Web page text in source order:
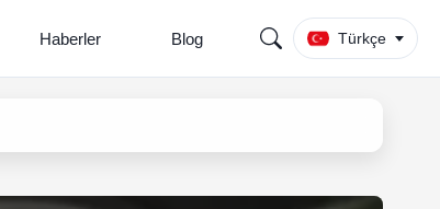
Haberler Blog Türkçe